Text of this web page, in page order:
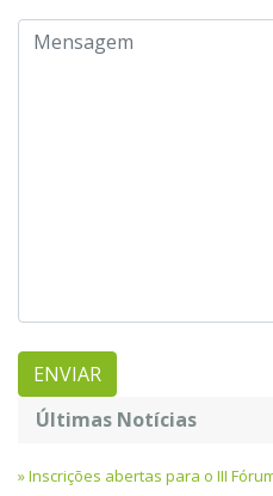
Últimas Notícias
Inscrições abertas para o III